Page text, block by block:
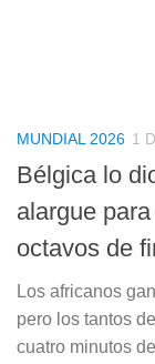
MUNDIAL 2026 1
Bélgica lo
alargue
octavos de
Los africanos
pero los tantos
cuatro minutos